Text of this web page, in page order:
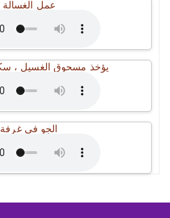
عمل الغسالة
يؤخذ مسحوق الغسيل ،
الجو في